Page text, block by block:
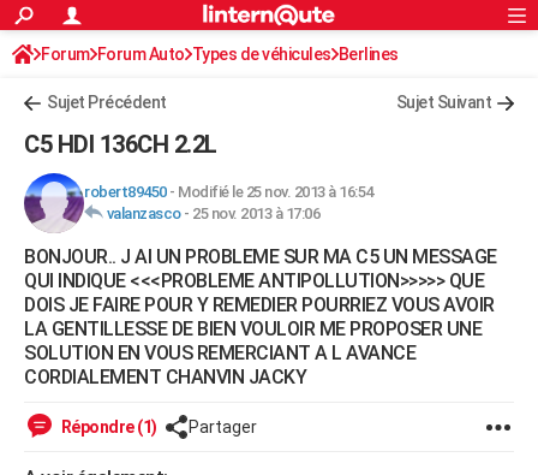
ACTUALITÉS
Politique
Société
Faits Divers
Education
Monde
Villes
+
FINANCE
Retraite
Impôts
Epargne
Immobilier
Risques naturels par ville
Banque
Assurance
Crédit
AUTO
Essais
Réserver un essai
Citadines
Berlines
SUV
Forum auto
+HIGH-TECH
Mobiles
Meilleur smartphone
Internet
Ordinateurs
Jeux vidéo
Guide high-tech
+BRICOLAGE
Forum
Aménagement intérieur
Extérieur
Cuisine
Salle de bains
Jardinage
Rangement
WEEK-END
Guides de France
Escapades
Patrimoine
Expositions
Musées
Week-end nature
LIFESTYLE
SANTE
S'inscrire
Connexion
Forum Forum Auto Types de véhicules Berlines
Sujet Précédent Sujet Suivant
C5 HDI 136CH 2.2L
robert89450- Modifié le 25 nov. 2013 à 16:54
valanzasco- 25 nov. 2013 à 17:06
BONJOUR.. J AI UN PROBLEME SUR MA C5 UN MESSAGE
QUI INDIQUE <<<PROBLEME ANTIPOLLUTION>>>>> QUE
DOIS JE FAIRE POUR Y REMEDIER POURRIEZ VOUS AVOIR
LA GENTILLESSE DE BIEN VOULOIR ME PROPOSER UNE
SOLUTION EN VOUS REMERCIANT A L AVANCE
CORDIALEMENT CHANVIN JACKY
Répondre (1) Partager